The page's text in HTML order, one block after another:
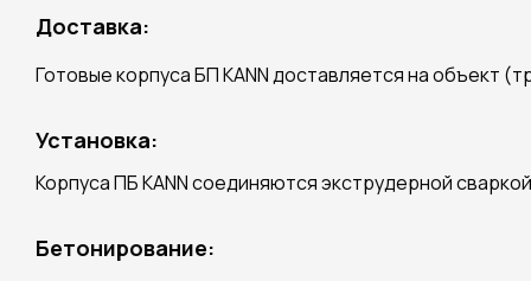
Доставка:
Готовые корпуса БП KANN доставляется на объект
Установка:
Корпуса ПБ KANN соединяются экструдерной
Бетонирование: